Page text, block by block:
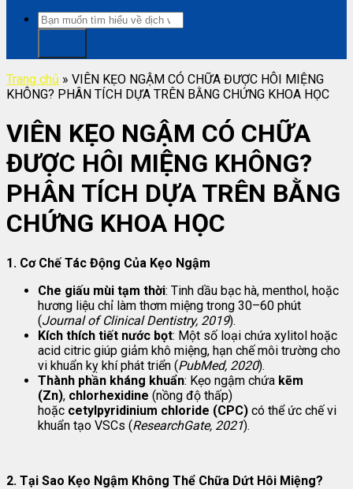
Trang chủ » VIÊN KẸO NGẬM CÓ CHỮA ĐƯỢC HÔI MIỆNG
KHÔNG? PHÂN TÍCH DỰA TRÊN BẰNG CHỨNG KHOA HỌC
VIÊN KẸO NGẬM CÓ CHỮA
ĐƯỢC HÔI MIỆNG KHÔNG?
PHÂN TÍCH DỰA TRÊN BẰNG
CHỨNG KHOA HỌC
1. Cơ Chế Tác Động Của Kẹo Ngậm
Che giấu mùi tạm thời: Tinh dầu bạc hà, menthol, hoặc
hương liệu chỉ làm thơm miệng trong 30–60 phút
(Journal of Clinical Dentistry, 2019).
Kích thích tiết nước bọt: Một số loại chứa xylitol hoặc
acid citric giúp giảm khô miệng, hạn chế môi trường cho
vi khuẩn kỵ khí phát triển (PubMed, 2020).
Thành phần kháng khuẩn: Kẹo ngậm chứa kẽm
(Zn), chlorhexidine (nồng độ thấp)
hoặc cetylpyridinium chloride (CPC) có thể ức chế vi
khuẩn tạo VSCs (ResearchGate, 2021).
2. Tại Sao Kẹo Ngậm Không Thể Chữa Dứt Hôi Miệng?